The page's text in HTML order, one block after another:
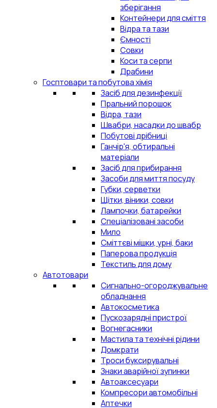
зберігання
Контейнери для сміття
Відра та тази
Ємності
Совки
Коси та серпи
Драбини
Госптовари та побутова хімія
Засіб для дезинфекції
Пральний порошок
Відра, тази
Швабри, насадки до швабр
Побутові дрібниці
Ганчір'я, обтиральні
матеріали
Засіб для прибирання
Засоби для миття посуду
Губки, серветки
Щітки, віники, совки
Лампочки, батарейки
Спеціалізовані засоби
Мило
Сміттєві мішки, урні, баки
Паперова продукція
Текстиль для дому
Автотовари
Сигнально-огороджувальне
обладнання
Автокосметика
Пускозарядні пристрої
Вогнегасники
Мастила та технічні рідини
Домкрати
Троси буксирувальні
Знаки аварійної зупинки
Автоаксесуари
Компресори автомобільні
Аптечки